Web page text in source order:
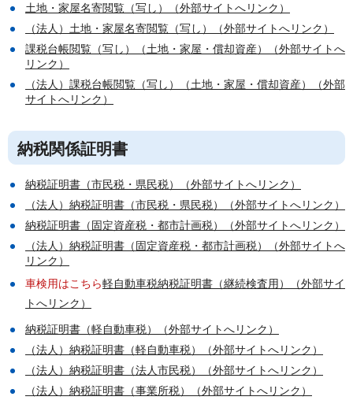
土地・家屋名寄閲覧（写し）（外部サイトへリンク）
（法人）土地・家屋名寄閲覧（写し）（外部サイトへリンク）
課税台帳閲覧（写し）（土地・家屋・償却資産）（外部サイトへ
リンク）
（法人）課税台帳閲覧（写し）（土地・家屋・償却資産）（外部
サイトへリンク）
納税関係証明書
納税証明書（市民税・県民税）（外部サイトへリンク）
（法人）納税証明書（市民税・県民税）（外部サイトへリンク）
納税証明書（固定資産税・都市計画税）（外部サイトへリンク）
（法人）納税証明書（固定資産税・都市計画税）（外部サイトへ
リンク）
車検用はこちら軽自動車税納税証明書（継続検査用）（外部サイ
トへリンク）
納税証明書（軽自動車税）（外部サイトへリンク）
（法人）納税証明書（軽自動車税）（外部サイトへリンク）
（法人）納税証明書（法人市民税）（外部サイトへリンク）
（法人）納税証明書（事業所税）（外部サイトへリンク）